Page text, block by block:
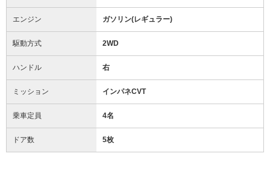
エンジン ガソリン(レギュラー)
駆動方式 2WD
ハンドル 右
ミッション インパネCVT
乗車定員 4名
ドア数 5枚